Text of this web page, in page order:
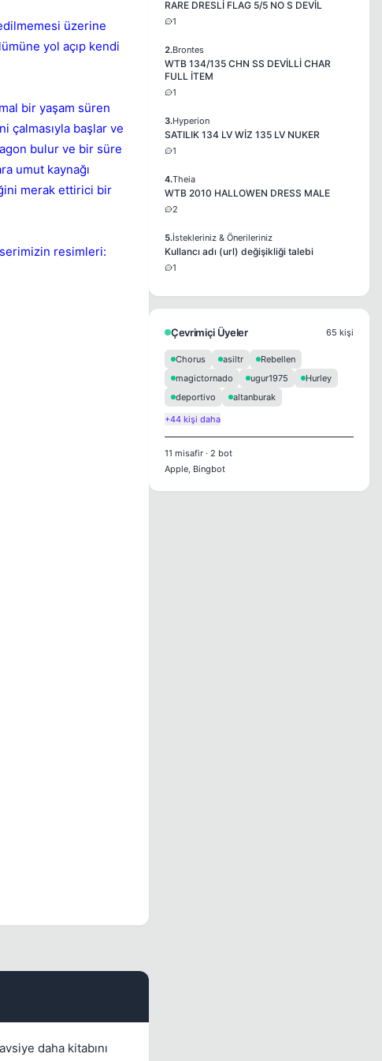
üzerine
yol açıp kendi
bir yaşam süren
çalmasıyla başlar ve
bulur ve bir süre
umut kaynağı
merak ettirici bir
serimizin resimleri:
daha kitabını
RARE DRESLİ FLAG 5/5 NO S DEVİL
1
2.Brontes
WTB 134/135 CHN SS DEVİLLİ CHAR
FULL İTEM
1
3.Hyperion
SATILIK 134 LV WİZ 135 LV NUKER
1
4.Theia
WTB 2010 HALLOWEN DRESS MALE
2
5.İstekleriniz & Önerileriniz
Kullancı adı (url) değişikliği talebi
1
Çevrimiçi Üyeler 65 kişi
Chorus asiltr
Rebellen
magictornado
ugur1975
Hurley
deportivo
altanburak
+44 kişi daha
11 misafir · 2 bot
Apple, Bingbot